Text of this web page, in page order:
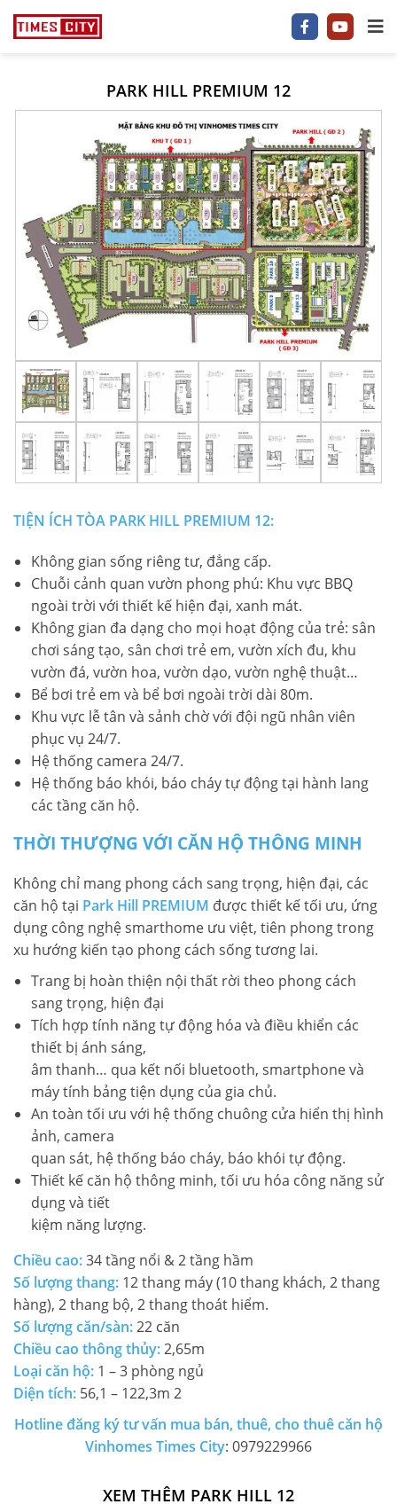
TIMES CITY
PARK HILL
PARK PREMIUM
TIN TỨC
VIDEO
LIÊN HỆ TIMES CITY
PARK HILL PREMIUM 12
TIỆN ÍCH TÒA PARK HILL PREMIUM 12:
Không gian sống riêng tư, đẳng cấp.
Chuỗi cảnh quan vườn phong phú: Khu vực BBQ
ngoài trời với thiết kế hiện đại, xanh mát.
Không gian đa dạng cho mọi hoạt động của trẻ: sân
chơi sáng tạo, sân chơi trẻ em, vườn xích đu, khu
vườn đá, vườn hoa, vườn dạo, vườn nghệ thuật…
Bể bơi trẻ em và bể bơi ngoài trời dài 80m.
Khu vực lễ tân và sảnh chờ với đội ngũ nhân viên
phục vụ 24/7.
Hệ thống camera 24/7.
Hệ thống báo khói, báo cháy tự động tại hành lang
các tầng căn hộ.
THỜI THƯỢNG VỚI CĂN HỘ THÔNG MINH
Không chỉ mang phong cách sang trọng, hiện đại, các
căn hộ tại Park Hill PREMIUM được thiết kế tối ưu, ứng
dụng công nghệ smarthome ưu việt, tiên phong trong
xu hướng kiến tạo phong cách sống tương lai.
Trang bị hoàn thiện nội thất rời theo phong cách
sang trọng, hiện đại
Tích hợp tính năng tự động hóa và điều khiển các
thiết bị ánh sáng,
âm thanh… qua kết nối bluetooth, smartphone và
máy tính bảng tiện dụng của gia chủ.
An toàn tối ưu với hệ thống chuông cửa hiển thị hình
ảnh, camera
quan sát, hệ thống báo cháy, báo khói tự động.
Thiết kế căn hộ thông minh, tối ưu hóa công năng sử
dụng và tiết
kiệm năng lượng.
Chiều cao:34 tầng nổi & 2 tầng hầm
Số lượng thang: 12 thang máy (10 thang khách, 2 thang
hàng), 2 thang bộ, 2 thang thoát hiểm.
Số lượng căn/sàn:22 căn
Chiều cao thông thủy:2,65m
Loại căn hộ: 1 – 3 phòng ngủ
Diện tích: 56,1 – 122,3m 2
Hotline đăng ký tư vấn mua bán, thuê, cho thuê căn hộ
Vinhomes Times City: 0979229966
XEM THÊM PARK HILL 12